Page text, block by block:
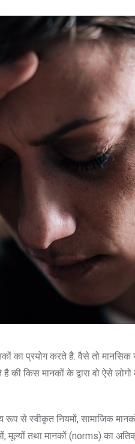
का प्रयोग करते है. वैसे तो मानसिक
मानकों के द्वारा वो ऐसे लोगो
रूप से स्वीकृत नियमों, सामाजिक
मूल्यों तथा मानकों (norms) का